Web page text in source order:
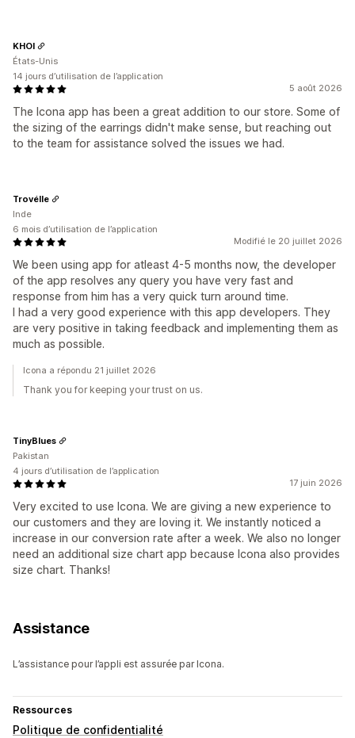
5 août 2026
The Icona app has been a great addition to our store. Some of
the sizing of the earrings didn't make sense, but reaching out
to the team for assistance solved the issues we had.
KHOI
États-Unis
14 jours d’utilisation de l’application
Modifié le 20 juillet 2026
We been using app for atleast 4-5 months now, the developer
of the app resolves any query you have very fast and
response from him has a very quick turn around time.
I had a very good experience with this app developers. They
are very positive in taking feedback and implementing them as
much as possible.
Trovélle
Inde
6 mois d’utilisation de l’application
Icona a répondu 21 juillet 2026
Thank you for keeping your trust on us.
17 juin 2026
Very excited to use Icona. We are giving a new experience to
our customers and they are loving it. We instantly noticed a
increase in our conversion rate after a week. We also no longer
need an additional size chart app because Icona also provides
size chart. Thanks!
TinyBlues
Pakistan
4 jours d’utilisation de l’application
Assistance
L’assistance pour l’appli est assurée par Icona.
Ressources
Politique de confidentialité